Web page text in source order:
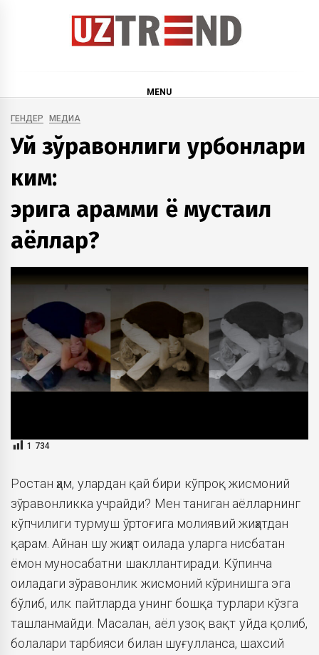
MENU
ГЕНДЕР МЕДИА
Уй зўравонлиги қурбонлари
ким:
эрига қарамми ё мустақил
аёллар?
1 734
Ростан ҳам, улардан қай бири кўпроқ жисмоний
зўравонликка учрайди? Мен таниган аёлларнинг
кўпчилиги турмуш ўртоғига молиявий жиҳатдан
қарам. Айнан шу жиҳат оилада уларга нисбатан
ёмон муносабатни шакллантиради. Кўпинча
оиладаги зўравонлик жисмоний кўринишга эга
бўлиб, илк пайтларда унинг бошқа турлари кўзга
ташланмайди. Масалан, аёл узоқ вақт уйда қолиб,
болалари тарбияси билан шуғулланса, шахсий